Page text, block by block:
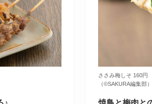
ささみ梅しそ 160円
（©️SAKURA編集部）